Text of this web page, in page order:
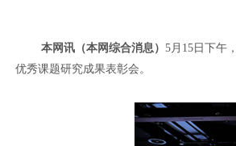
本网讯（本网综合消息） 5月15日下午
优秀课题研究成果表彰会。